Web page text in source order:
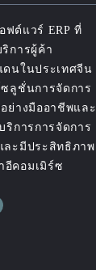
ฟต์แวร์ ERP ที่
การผู้ค้า
นในประเทศจีน
ลูชั่นการจัดการ
ย่างมืออาชีพและ
ริการการจัดการ
ละมีประสิทธิภาพ
คอมเมิร์ซ